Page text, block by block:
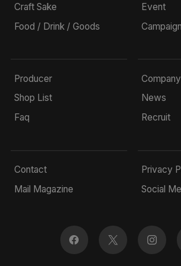
Craft Sake
Food / Drink / Goods
Event
Campaign
Producer
Shop List
Faq
Company
News
Recruit
Contact
Mail Magazine
Privacy
Social